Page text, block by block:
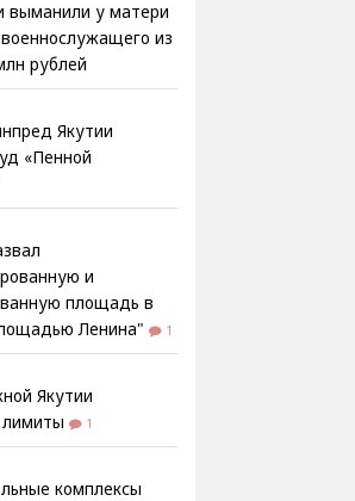
выманили у матери
из
рублей
Якутии
«Пенной
и
площадь в
Ленина"
1
Якутии
лимиты
1
комплексы